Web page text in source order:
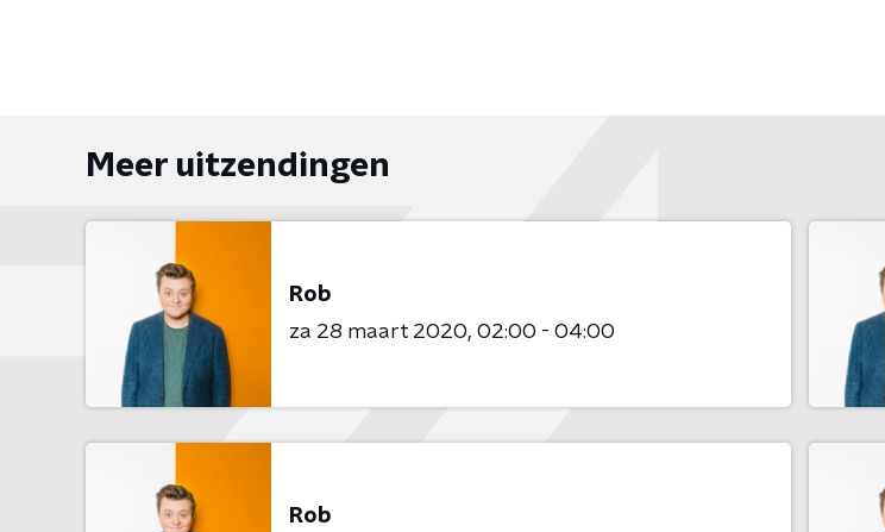
Meer uitzendingen
Rob
za 28 maart 2020 02:00 - 04:00
Rob